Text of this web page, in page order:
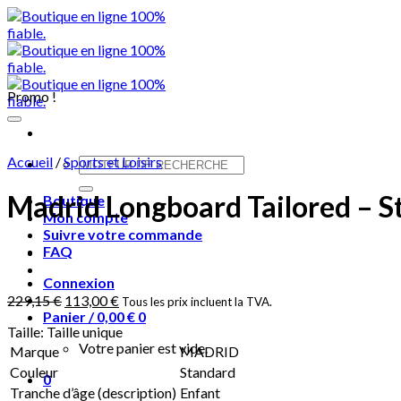
Skip
to
content
Recherche
pour :
Boutique
Mon compte
Suivre votre commande
FAQ
Connexion
Panier /0,00€ 0
Votre panier est vide.
0
Promo !
Accueil /Sports et Loisirs
Madrid Longboard Tailored –
229,15€ 113,00€ Tous les prix incluent la TVA.
Taille: Taille unique
Marque
MADRID
Couleur
Standard
Tranche d’âge (description) Enfant